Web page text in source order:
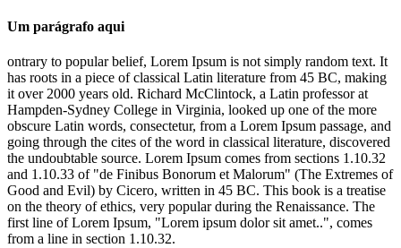
Um parágrafo aqui
ontrary to popular belief, Lorem Ipsum is not simply random text. It
has roots in a piece of classical Latin literature from 45 BC, making
it over 2000 years old. Richard McClintock, a Latin professor at
Hampden-Sydney College in Virginia, looked up one of the more
obscure Latin words, consectetur, from a Lorem Ipsum passage, and
going through the cites of the word in classical literature, discovered
the undoubtable source. Lorem Ipsum comes from sections 1.10.32
and 1.10.33 of "de Finibus Bonorum et Malorum" (The Extremes of
Good and Evil) by Cicero, written in 45 BC. This book is a treatise
on the theory of ethics, very popular during the Renaissance. The
first line of Lorem Ipsum, "Lorem ipsum dolor sit amet..", comes
from a line in section 1.10.32.